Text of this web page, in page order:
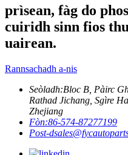
prìsean, fàg do
cuiridh sinn fios
uairean.
Rannsachadh a-nis
Seòladh:Bloc B, Pàirc
Rathad Jichang, Sgìre
Zhejiang
Fòn:86-574-87277199
Post-d